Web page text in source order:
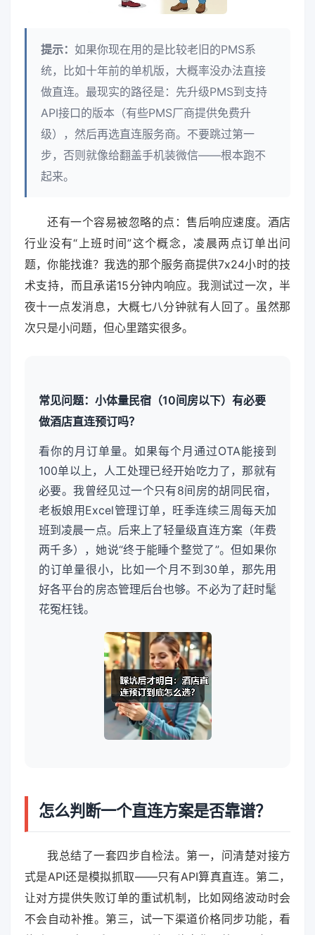
提示： 如果你现在用的是比较老旧的PMS系
统，比如十年前的单机版，大概率没办法直接
做直连。最现实的路径是：先升级PMS到支持
API接口的版本（有些PMS厂商提供免费升
级），然后再选直连服务商。不要跳过第一
步，否则就像给翻盖手机装微信——根本跑不
起来。
还有一个容易被忽略的点：售后响应速度。酒店
行业没有“上班时间”这个概念，凌晨两点订单出问
题，你能找谁？我选的那个服务商提供7x24小时的技
术支持，而且承诺15分钟内响应。我测试过一次，半
夜十一点发消息，大概七八分钟就有人回了。虽然那
次只是小问题，但心里踏实很多。
常见问题：小体量民宿（10间房以下）有必要
做酒店直连预订吗？
看你的月订单量。如果每个月通过OTA能接到
100单以上，人工处理已经开始吃力了，那就有
必要。我曾经见过一个只有8间房的胡同民宿，
老板娘用Excel管理订单，旺季连续三周每天加
班到凌晨一点。后来上了轻量级直连方案（年费
两千多），她说“终于能睡个整觉了”。但如果你
的订单量很小，比如一个月不到30单，那先用
好各平台的房态管理后台也够。不必为了赶时髦
花冤枉钱。
怎么判断一个直连方案是否靠谱？
我总结了一套四步自检法。第一，问清楚对接方
式是API还是模拟抓取——只有API算真直连。第二，
让对方提供失败订单的重试机制，比如网络波动时会
不会自动补推。第三，试一下渠道价格同步功能，看